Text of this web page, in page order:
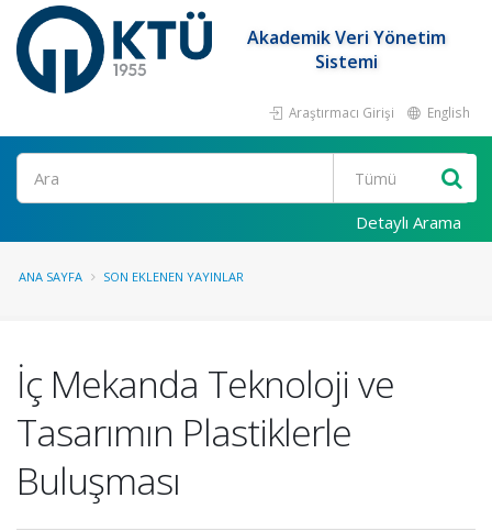
Akademik Veri Yönetim
Sistemi
Araştırmacı Girişi English
Ara
Detaylı Arama
ANA SAYFA SON EKLENEN YAYINLAR
İç Mekanda Teknoloji ve
Tasarımın Plastiklerle
Buluşması